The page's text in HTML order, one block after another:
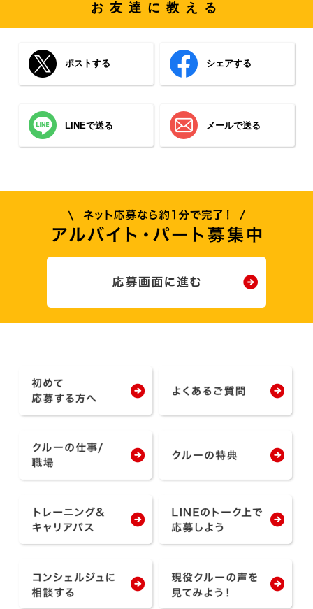
お友達に教える
ポストする シェアする
LINEで送る メールで送る